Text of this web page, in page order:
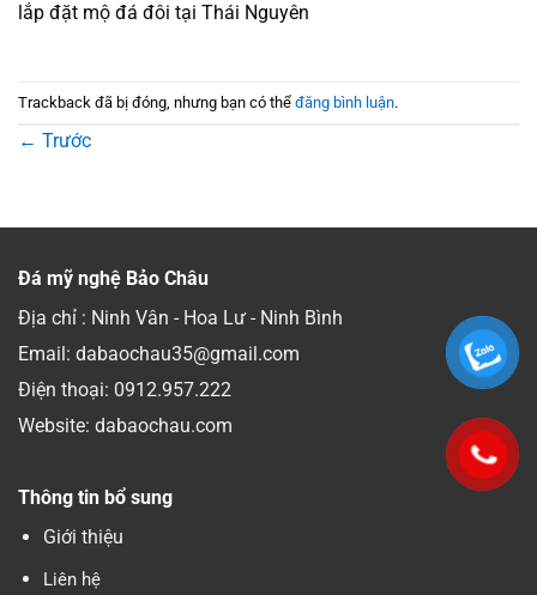
lắp đặt mộ đá đôi tại Thái Nguyên
Trackback đã bị đóng, nhưng bạn có thể đăng bình luận.
← Trước
Đá mỹ nghệ Bảo Châu
Địa chỉ : Ninh Vân - Hoa Lư - Ninh Bình
Email: dabaochau35@gmail.com
Điện thoại: 0912.957.222
Website: dabaochau.com
Thông tin bổ sung
Giới thiệu
Liên hệ